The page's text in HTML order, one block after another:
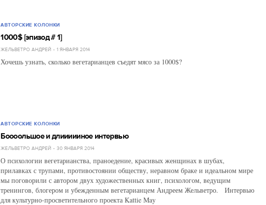
АВТОРСКИЕ КОЛОНКИ
1000$ [эпизод # 1]
ЖЕЛЬВЕТРО АНДРЕЙ 1 ЯНВАРЯ 2014
Хочешь узнать, сколько вегетарианцев съедят мясо за 1000$?
АВТОРСКИЕ КОЛОНКИ
Боооольшое и длиииииное интервью
ЖЕЛЬВЕТРО АНДРЕЙ 30 ЯНВАРЯ 2014
О психологии вегетарианства, праноедение, красивых женщинах в шубах,
прилавках с трупами, противостоянии обществу, неравном браке и идеальном мире
мы поговорили с автором двух художественных книг, психологом, ведущим
тренингов, блогером и убежденным вегетарианцем Андреем Жельветро. Интервью
для культурно-просветительного проекта Kattie May